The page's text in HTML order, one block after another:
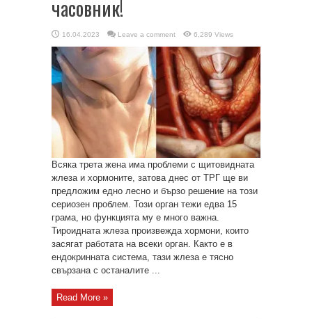
часовник!
16.04.2023 Leave a comment 6,289 Views
Всяка трета жена има проблеми с щитовидната
жлеза и хормоните, затова днес от ТРГ ще ви
предложим едно лесно и бързо решение на този
сериозен проблем. Този орган тежи едва 15
грама, но функцията му е много важна.
Тироидната жлеза произвежда хормони, които
засягат работата на всеки орган. Както е в
ендокринната система, тази жлеза е тясно
свързана с останалите ...
Read More »